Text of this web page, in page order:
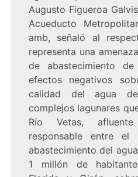
Augusto Figueroa
Acueducto
amb, señaló al
representa una
de abastecimiento
efectos negativos
calidad del agua
complejos lagunares
Río Vetas,
responsable entre
abastecimiento del
1 millón de